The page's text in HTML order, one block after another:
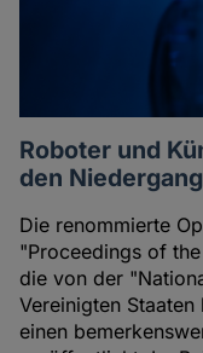
Roboter und
den
Die renommierte
"Proceedings of
die von der
Vereinigten
einen